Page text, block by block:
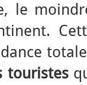
le
touristes